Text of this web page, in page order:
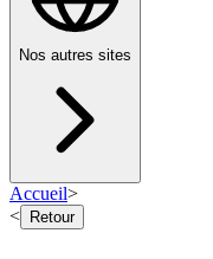
Nos autres sites
Accueil>
<
Retour